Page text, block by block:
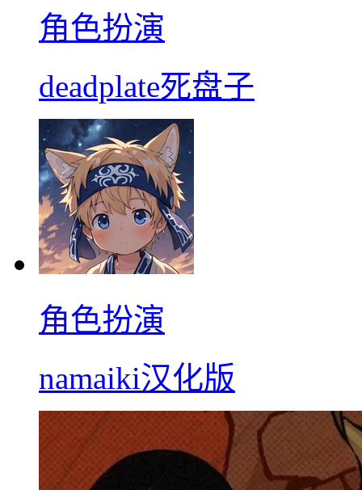
角色扮演
deadplate死盘子
角色扮演
namaiki汉化版